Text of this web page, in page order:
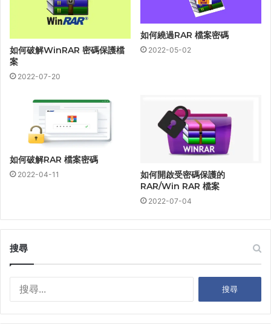
如何破解WinRAR 密碼保護檔
案
2022-07-20
如何繞過RAR 檔案密碼
2022-05-02
如何破解RAR 檔案密碼
2022-04-11
如何開啟受密碼保護的
RAR/Win RAR 檔案
2022-07-04
搜尋